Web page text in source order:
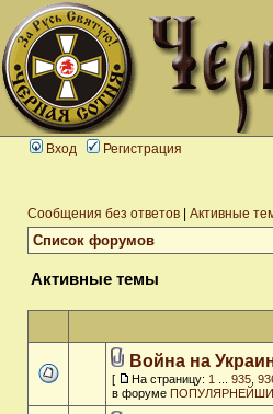
Вход Регистрация
Сообщения без ответов Активные
Список форумов
Активные темы
Война на
[ На страницу: 1 935
в форуме